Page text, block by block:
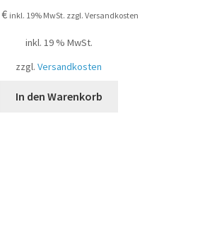
ert
mi
00
€ inkl. 19% MwSt. zzgl. Versandkosten
inkl. 19 % MwSt.
zzgl. Versandkosten
In den Warenkorb